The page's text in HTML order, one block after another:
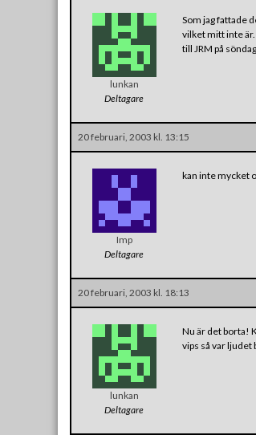
lunkan
Deltagare
Som jag fattade
vilket mitt inte är.
till JRM på söndag.
20 februari, 2003 kl. 13:15
Imp
Deltagare
kan inte mycket
20 februari, 2003 kl. 18:13
lunkan
Deltagare
Nu är det borta!
vips så var ljudet